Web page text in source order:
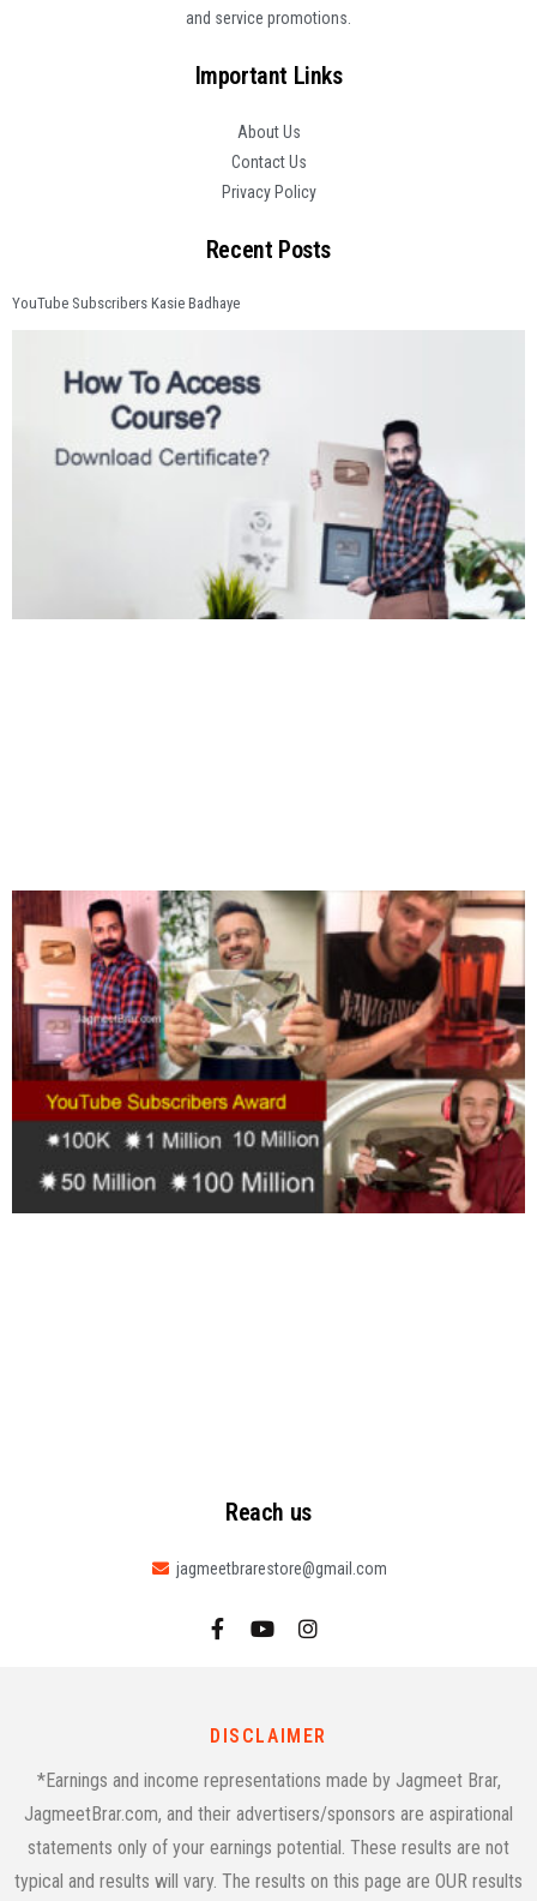
and service promotions.
Important Links
About Us
Contact Us
Privacy Policy
Recent Posts
YouTube Subscribers Kasie Badhaye
Reach us
jagmeetbrarestore@gmail.com
DISCLAIMER
*Earnings and income representations made by Jagmeet Brar,
JagmeetBrar.com, and their advertisers/sponsors are aspirational
statements only of your earnings potential. These results are not
typical and results will vary. The results on this page are OUR results